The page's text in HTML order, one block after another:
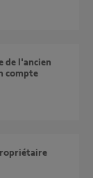
compte